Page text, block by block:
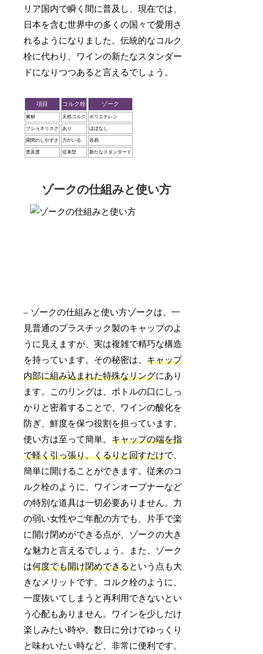
リア国内で瞬く間に普及し、現在では、
日本を含む世界中の多くの国々で愛用さ
れるようになりました。伝統的なコルク
栓に代わり、ワインの新たなスタンダー
ドになりつつあると言えるでしょう。
項目 コルク栓 ゾーク
素材 天然コルク ポリエチレン
ブショネリスク あり ほぼなし
開閉のしやすさ 力がいる 容易
普及度 従来型 新たなスタンダード
ゾークの仕組みと使い方
– ゾークの仕組みと使い方ゾークは、一
見普通のプラスチック製のキャップのよ
うに見えますが、実は複雑で精巧な構造
を持っています。その秘密は、キャップ
内部に組み込まれた特殊なリングにあり
ます。このリングは、ボトルの口にしっ
かりと密着することで、ワインの酸化を
防ぎ、鮮度を保つ役割を担っています。
使い方は至って簡単。キャップの端を指
で軽く引っ張り、くるりと回すだけで、
簡単に開けることができます。従来のコ
ルク栓のように、ワインオープナーなど
の特別な道具は一切必要ありません。力
の弱い女性やご年配の方でも、片手で楽
に開け閉めができる点が、ゾークの大き
な魅力と言えるでしょう。また、ゾーク
は何度でも開け閉めできるという点も大
きなメリットです。コルク栓のように、
一度抜いてしまうと再利用できないとい
う心配もありません。ワインを少しだけ
楽しみたい時や、数日に分けてゆっくり
と味わいたい時など、非常に便利です。